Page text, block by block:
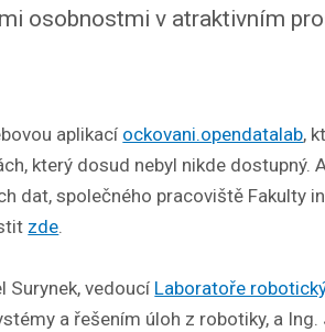
osobnostmi v atraktivním
aplikací ockovani.opendatalab,
který dosud nebyl nikde dostupný.
dat, společného pracoviště Fakulty
zde.
Surynek, vedoucí Laboratoře
a řešením úloh z robotiky, a